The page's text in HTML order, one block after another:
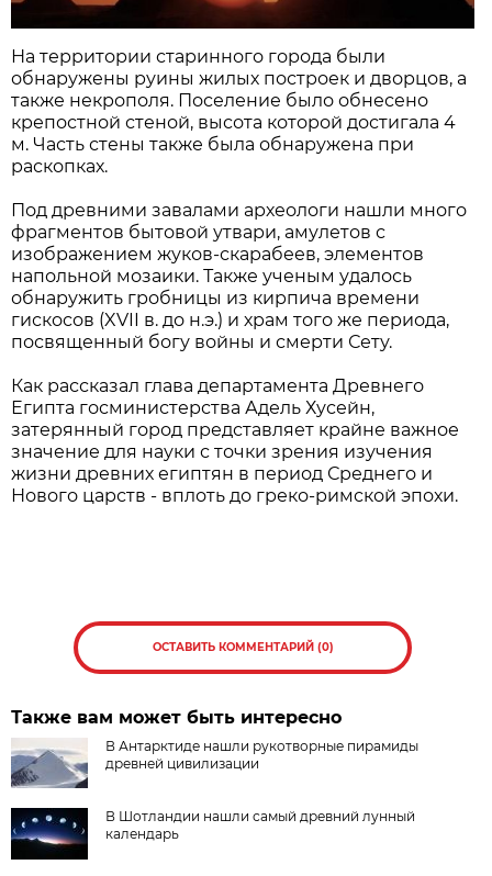
На территории старинного города были
обнаружены руины жилых построек и дворцов, а
также некрополя. Поселение было обнесено
крепостной стеной, высота которой достигала 4
м. Часть стены также была обнаружена при
раскопках.
Под древними завалами археологи нашли много
фрагментов бытовой утвари, амулетов с
изображением жуков-скарабеев, элементов
напольной мозаики. Также ученым удалось
обнаружить гробницы из кирпича времени
гискосов (XVII в. до н.э.) и храм того же периода,
посвященный богу войны и смерти Сету.
Как рассказал глава департамента Древнего
Египта госминистерства Адель Хусейн,
затерянный город представляет крайне важное
значение для науки с точки зрения изучения
жизни древних египтян в период Среднего и
Нового царств - вплоть до греко-римской эпохи.
ОСТАВИТЬ КОММЕНТАРИЙ (0)
Также вам может быть интересно
В Антарктиде нашли рукотворные пирамиды
древней цивилизации
В Шотландии нашли самый древний лунный
календарь